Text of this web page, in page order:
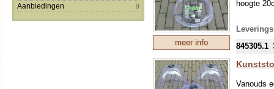
Aanbiedingen 9
meer info
hoogte
845305.1
Vanouds